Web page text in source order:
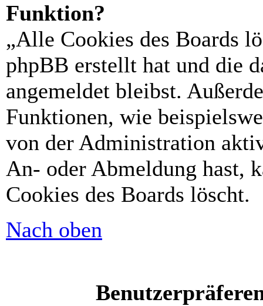
Funktion?
„Alle Cookies des Boards
phpBB erstellt hat und die
angemeldet bleibst.
Funktionen, wie
von der Administration
An- oder Abmeldung hast,
Cookies des Boards löscht.
Nach oben